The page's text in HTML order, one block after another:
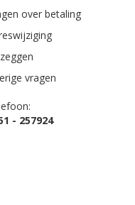
over betaling
vragen
- 257924